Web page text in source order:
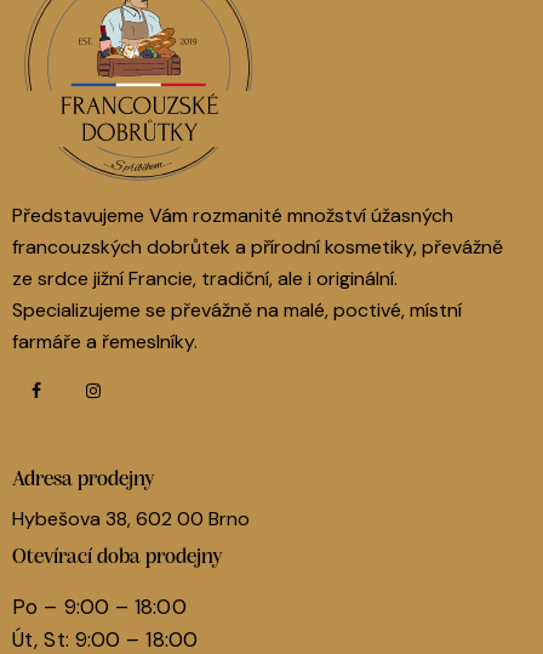
Představujeme Vám rozmanité množství úžasných
francouzských dobrůtek a přírodní kosmetiky, převážně
ze srdce jižní Francie, tradiční, ale i originální.
Specializujeme se převážně na malé, poctivé, místní
farmáře a řemeslníky.
Adresa prodejny
Hybešova 38, 602 00 Brno
Otevírací doba prodejny
Po – 9:00 – 18:00
Út, St: 9:00 – 18:00